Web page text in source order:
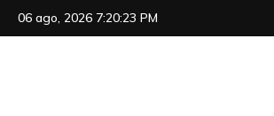
Skip
to
06 ago, 2026 7:20:24 PM